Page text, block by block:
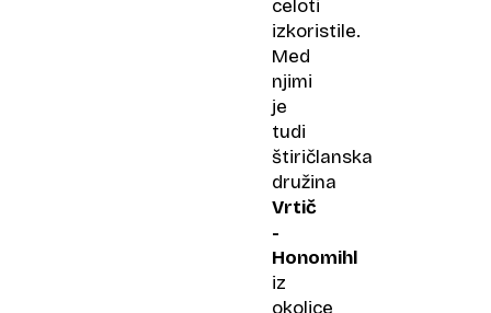
celoti
izkoristile.
Med
njimi
je
tudi
štiričlanska
družina
Vrtič
-
Honomihl
iz
okolice